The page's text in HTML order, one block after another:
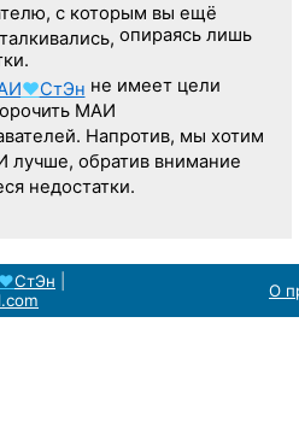
с которым вы ещё
опираясь лишь
♥СтЭн не имеет цели
МАИ
Напротив, мы хотим
лучше, обратив внимание
недостатки.
♥СтЭн О